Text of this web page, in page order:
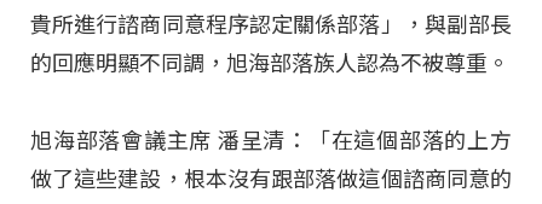
貴所進行諮商同意程序認定關係部落」，與副部長
的回應明顯不同調，旭海部落族人認為不被尊重。
旭海部落會議主席 潘呈清：「在這個部落的上方
做了這些建設，根本沒有跟部落做這個諮商同意的